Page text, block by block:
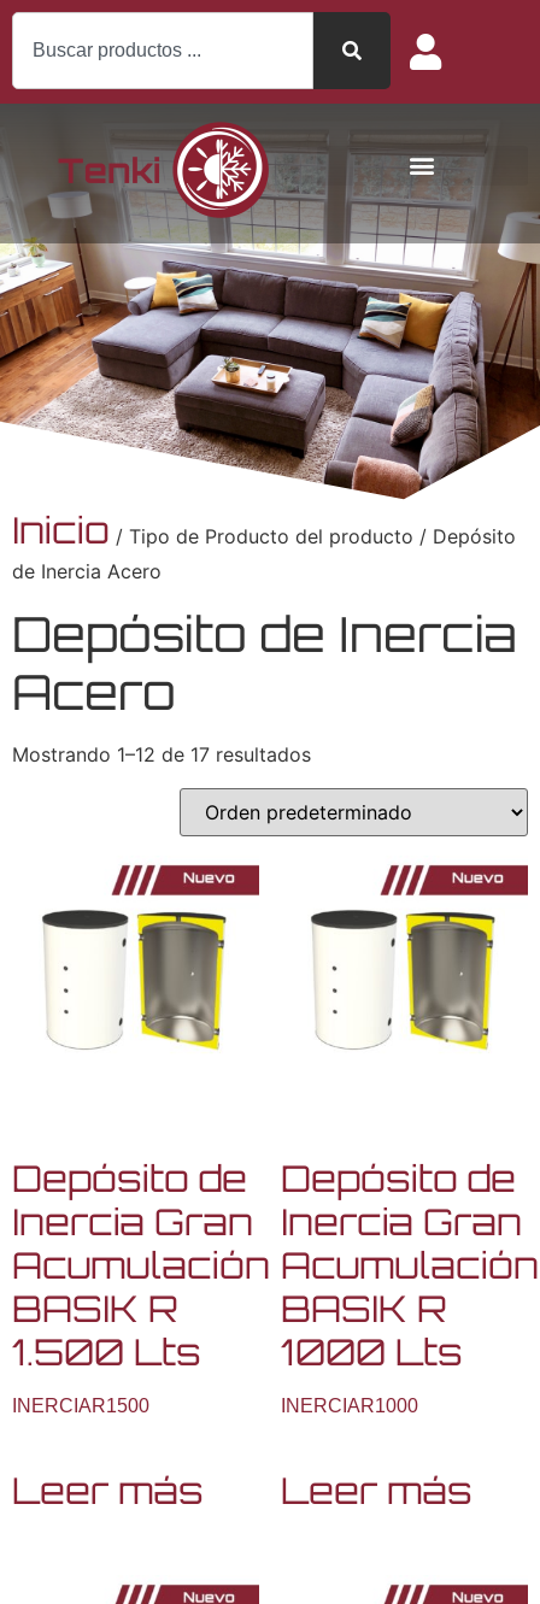
Inicio / Tipo de Producto del producto / Depósito
de Inercia Acero
Depósito de Inercia
Acero
Mostrando 1–12 de 17 resultados
Depósito de
Inercia Gran
Acumulación
BASIK R
1.500 Lts
INERCIAR1500
Leer más
Depósito de
Inercia Gran
Acumulación
BASIK R
1000 Lts
INERCIAR1000
Leer más